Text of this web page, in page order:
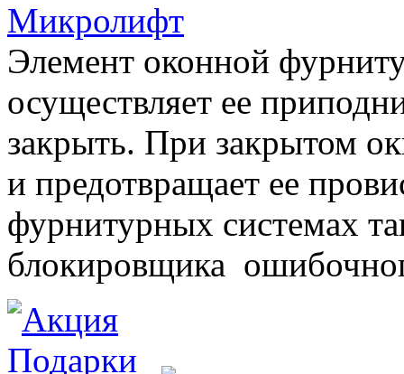
Микролифт
Элемент оконной
осуществляет ее
закрыть. При закрытом
и предотвращает ее
фурнитурных системах
блокировщика